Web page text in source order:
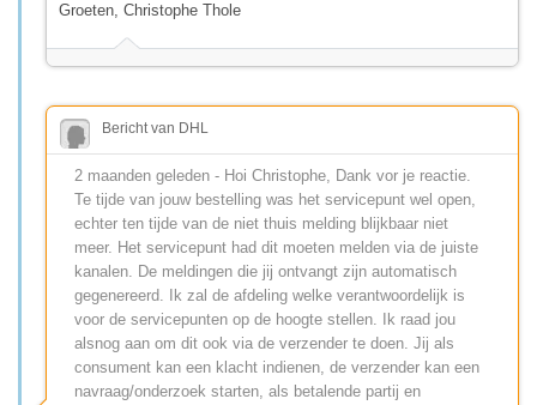
Groeten, Christophe Thole
Bericht van DHL
2 maanden geleden - Hoi Christophe, Dank vor je reactie.
Te tijde van jouw bestelling was het servicepunt wel open,
echter ten tijde van de niet thuis melding blijkbaar niet
meer. Het servicepunt had dit moeten melden via de juiste
kanalen. De meldingen die jij ontvangt zijn automatisch
gegenereerd. Ik zal de afdeling welke verantwoordelijk is
voor de servicepunten op de hoogte stellen. Ik raad jou
alsnog aan om dit ook via de verzender te doen. Jij als
consument kan een klacht indienen, de verzender kan een
navraag/onderzoek starten, als betalende partij en